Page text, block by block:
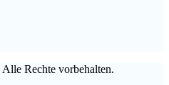
Alle Rechte vorbehalten.